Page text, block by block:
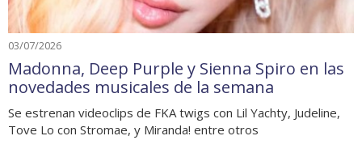
03/07/2026
Madonna, Deep Purple y Sienna Spiro en las
novedades musicales de la semana
Se estrenan videoclips de FKA twigs con Lil Yachty, Judeline,
Tove Lo con Stromae, y Miranda! entre otros